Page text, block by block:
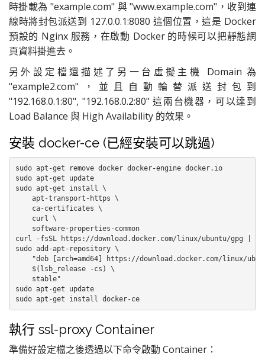
時掛載為 "example.com" 與 "www.example.com"，收到連
線時將封包派送到 127.0.0.1:8080 這個位置，這是 Docker
預設的 Nginx 服務，在啟動 Docker 的時候可以把靜態網
頁資料掛進去。
另外設定檔還描述了另一台虛擬主機 Domain 為
"example2.com"，並且自動輪替派送封包到
"192.168.0.1:80", "192.168.0.2:80" 這兩台機器，可以達到
Load Balance 與 High Availability 的效果。
安裝 docker-ce (已經安裝可以跳過)
sudo apt-get remove docker docker-engine docker.io
sudo apt-get update
sudo apt-get install \
    apt-transport-https \
    ca-certificates \
    curl \
    software-properties-common
curl -fsSL https://download.docker.com/linux/ubuntu/gpg |
sudo add-apt-repository \
"deb [arch=amd64] https://download.docker.com/linux/
    $(lsb_release -cs) \
    stable"
sudo apt-get update
sudo apt-get install docker-ce
執行 ssl-proxy Container
準備好設定檔之後透過以下命令啟動 Container：